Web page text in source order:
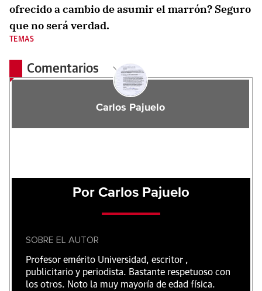
ofrecido a cambio de asumir el marrón? Seguro
que no será verdad.
TEMAS
Comentarios
Carlos Pajuelo
Por Carlos Pajuelo
SOBRE EL AUTOR
Profesor emérito Universidad, escritor ,
publicitario y periodista. Bastante respetuoso con
los otros. Noto la muy mayoría de edad física.